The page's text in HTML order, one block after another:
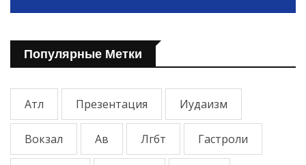
Популярные Метки
Атл Презентация Иудаизм
Вокзал Ав Лгбт Гастроли